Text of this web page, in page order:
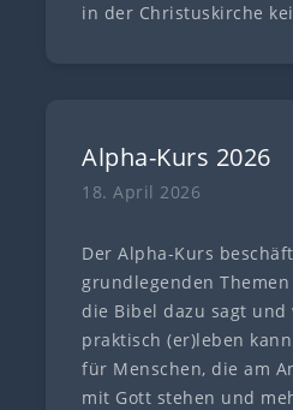
in der Christuskirche
Alpha-Kurs 2026
18. April 2026
Der Alpha-Kurs
grundlegenden
die Bibel dazu sagt und
praktisch (er)leben
für Menschen, die am
mit Gott stehen und